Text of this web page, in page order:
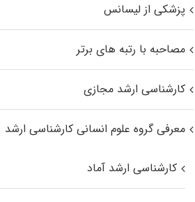
پزشکی از لیسانس
مصاحبه با رتبه های برتر
کارشناسی ارشد مجازی
معرفی گروه علوم انسانی کارشناسی ارشد
کارشناسی ارشد آماد